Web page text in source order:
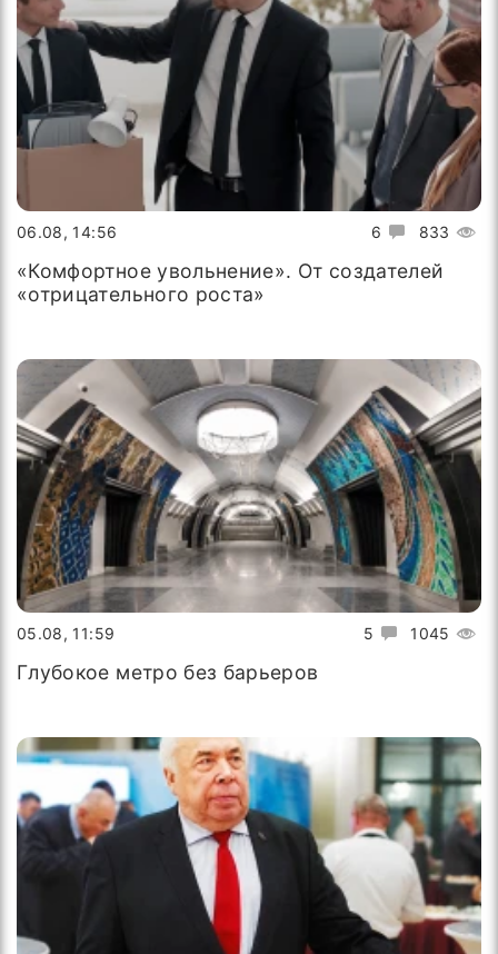
6 833
06.08, 14:56
«Комфортное увольнение». От создателей
«отрицательного роста»
5 1045
05.08, 11:59
Глубокое метро без барьеров